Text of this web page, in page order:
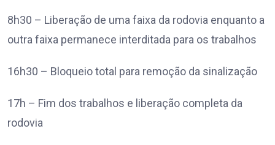
8h30 – Liberação de uma faixa da rodovia enquanto a
outra faixa permanece interditada para os trabalhos
16h30 – Bloqueio total para remoção da sinalização
17h – Fim dos trabalhos e liberação completa da
rodovia